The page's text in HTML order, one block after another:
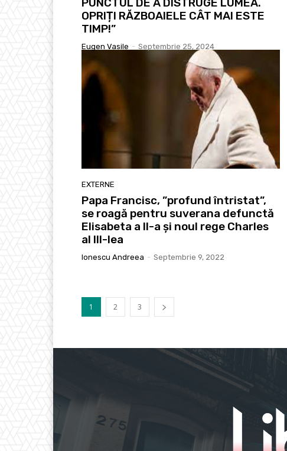
OPRIȚI RĂZBOAIELE CÂT MAI ESTE
TIMP!”
Eugen Vasile - Septembrie 25, 2024
EXTERNE
Papa Francisc, ”profund întristat”,
se roagă pentru suverana defunctă
Elisabeta a II-a şi noul rege Charles
al III-lea
Ionescu Andreea - Septembrie 9, 2022
1 2 3